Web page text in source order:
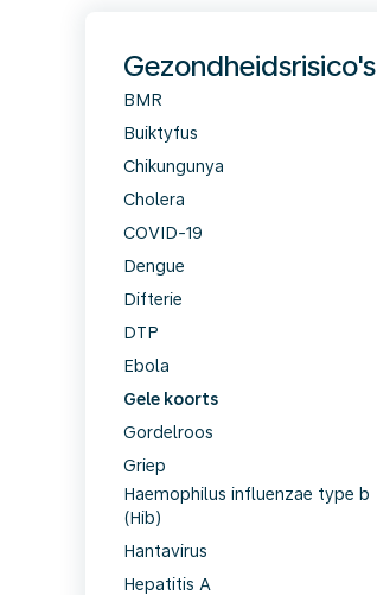
Gezondheidsrisico's
BMR
Buiktyfus
Chikungunya
Cholera
COVID-19
Dengue
Difterie
DTP
Ebola
Gele koorts
Gordelroos
Griep
Haemophilus influenzae type b
(Hib)
Hantavirus
Hepatitis A